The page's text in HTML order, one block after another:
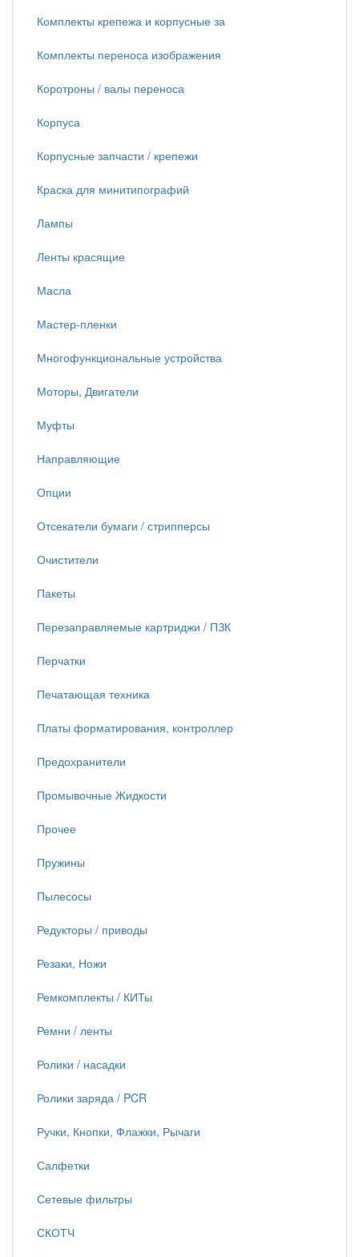
Комплекты крепежа и корпусные за
Комплекты переноса изображения
Коротроны / валы переноса
Корпуса
Корпусные запчасти / крепежи
Краска для минитипографий
Лампы
Ленты красящие
Масла
Мастер-пленки
Многофункциональные устройства
Моторы, Двигатели
Муфты
Направляющие
Опции
Отсекатели бумаги / стрипперсы
Очистители
Пакеты
Перезаправляемые картриджи / ПЗК
Перчатки
Печатающая техника
Платы форматирования, контроллер
Предохранители
Промывочные Жидкости
Прочее
Пружины
Пылесосы
Редукторы / приводы
Резаки, Ножи
Ремкомплекты / КИТы
Ремни / ленты
Ролики / насадки
Ролики заряда / PCR
Ручки, Кнопки, Флажки, Рычаги
Салфетки
Сетевые фильтры
СКОТЧ